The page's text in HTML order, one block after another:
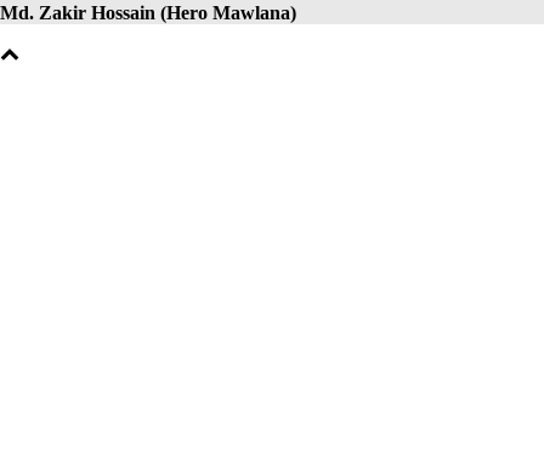
Md. Zakir Hossain (Hero Mawlana)